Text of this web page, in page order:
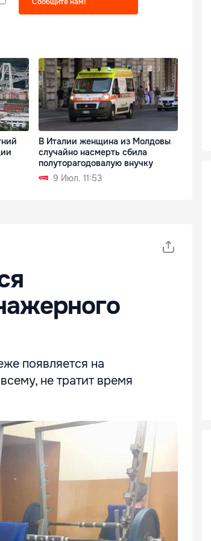
В Италии женщина из Молдовы
случайно насмерть сбила
полуторагодовалую внучку
9 Июл. 11:53
появляется на
не тратит время